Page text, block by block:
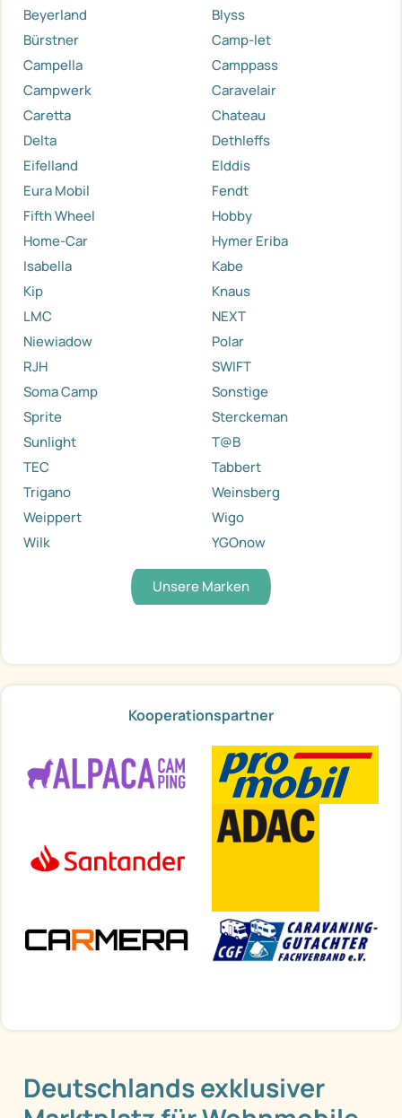
Beyerland
Blyss
Bürstner
Camp-let
Campella
Camppass
Campwerk
Caravelair
Caretta
Chateau
Delta
Dethleffs
Eifelland
Elddis
Eura Mobil
Fendt
Fifth Wheel
Hobby
Home-Car
Hymer Eriba
Isabella
Kabe
Kip
Knaus
LMC
NEXT
Niewiadow
Polar
RJH
SWIFT
Soma Camp
Sonstige
Sprite
Sterckeman
Sunlight
T@B
TEC
Tabbert
Trigano
Weinsberg
Weippert
Wigo
Wilk
YGOnow
Unsere Marken
Kooperationspartner
Deutschlands exklusiver